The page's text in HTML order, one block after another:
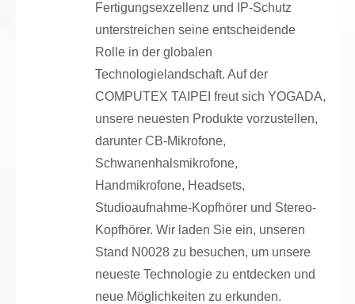
Fertigungsexzellenz und IP-Schutz
unterstreichen seine entscheidende
Rolle in der globalen
Technologielandschaft. Auf der
COMPUTEX TAIPEI freut sich YOGADA,
unsere neuesten Produkte vorzustellen,
darunter CB-Mikrofone,
Schwanenhalsmikrofone,
Handmikrofone, Headsets,
Studioaufnahme-Kopfhörer und Stereo-
Kopfhörer. Wir laden Sie ein, unseren
Stand N0028 zu besuchen, um unsere
neueste Technologie zu entdecken und
neue Möglichkeiten zu erkunden.